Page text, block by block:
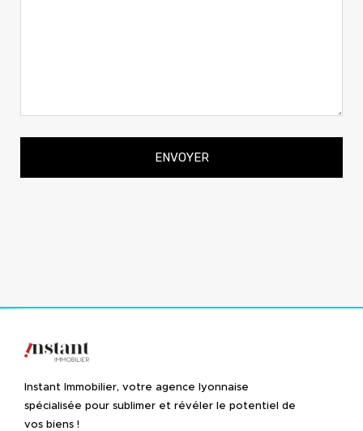
Instant Immobilier, votre agence lyonnaise
spécialisée pour sublimer et révéler le potentiel de
vos biens !